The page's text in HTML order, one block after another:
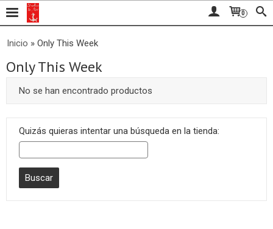
0
Inicio » Only This Week
Only This Week
No se han encontrado productos
Quizás quieras intentar una búsqueda en la tienda: